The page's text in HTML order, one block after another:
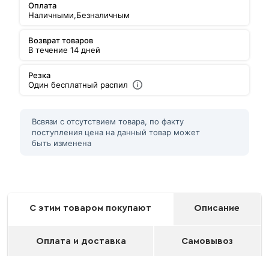
Оплата
Наличными,Безналичным
Возврат товаров
В течение 14 дней
Резка
Один бесплатный распил
Всвязи с отсутствием товара, по факту
поступления цена на данный товар может
быть изменена
С этим товаром покупают Описание
Оплата и доставка Самовывоз